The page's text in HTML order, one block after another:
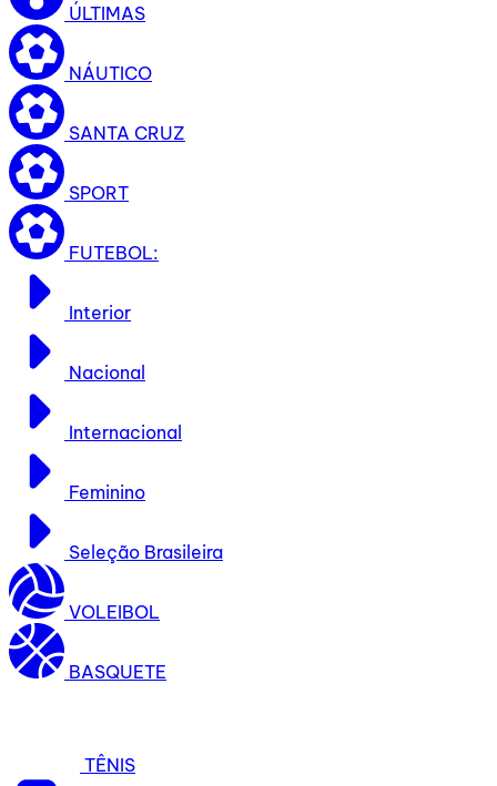
ÚLTIMAS
NÁUTICO
SANTA CRUZ
SPORT
FUTEBOL:
Interior
Nacional
Internacional
Feminino
Seleção Brasileira
VOLEIBOL
BASQUETE
TÊNIS